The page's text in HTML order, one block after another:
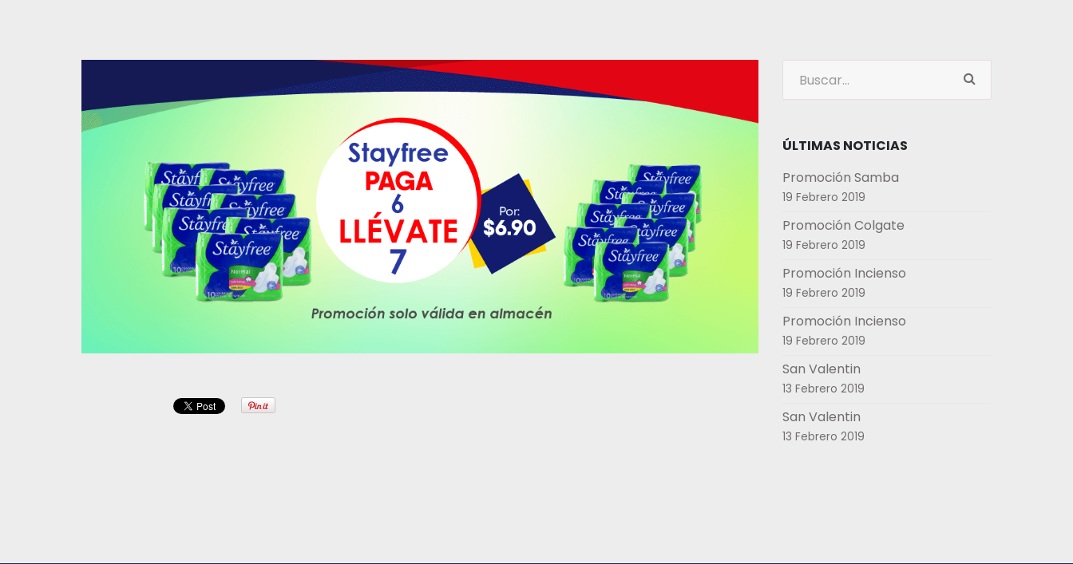
ÚLTIMAS NOTICIAS
Promoción Samba
19 Febrero 2019
Promoción Colgate
19 Febrero 2019
Promoción Incienso
19 Febrero 2019
Promoción Incienso
19 Febrero 2019
San Valentin
13 Febrero 2019
San Valentin
13 Febrero 2019